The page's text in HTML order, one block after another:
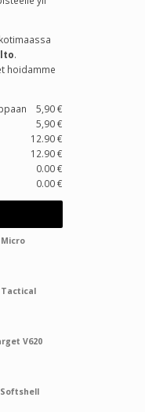
.
hoidamme
5,90 €
5,90 €
12.90 €
12.90 €
0.00 €
0.00 €
V620